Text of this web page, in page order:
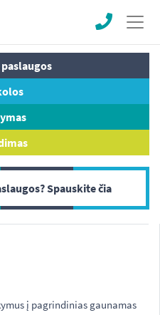
Spauskite čia
į pagrindinias gaunamas